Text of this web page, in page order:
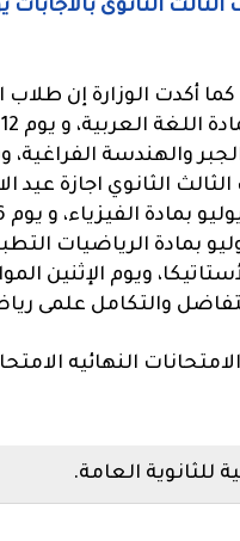
كما أكدت الوزارة إن
الأولى، و يوم الأربعاء الموافق 28 يوليو
والتكامل علمى
النهائيه
للثانوية العامة.